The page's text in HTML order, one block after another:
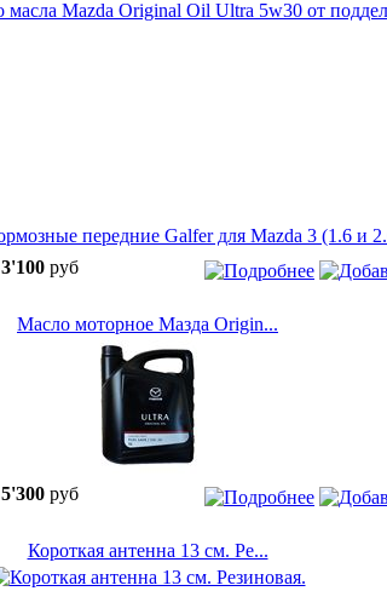
3'100руб
Масло моторное Мазда Origin...
5'300руб
Короткая антенна 13 см. Ре...